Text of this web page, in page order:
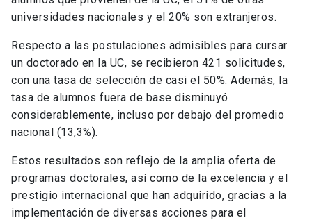
universidades nacionales y el 20% son extranjeros.
Respecto a las postulaciones admisibles para cursar
un doctorado en la UC, se recibieron 421 solicitudes,
con una tasa de selección de casi el 50%. Además, la
tasa de alumnos fuera de base disminuyó
considerablemente, incluso por debajo del promedio
nacional (13,3%).
Estos resultados son reflejo de la amplia oferta de
programas doctorales, así como de la excelencia y el
prestigio internacional que han adquirido, gracias a la
implementación de diversas acciones para el